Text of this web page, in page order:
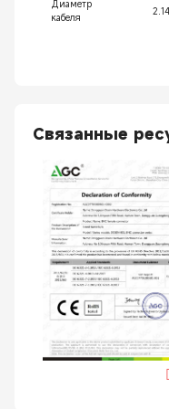
Диаметр
кабеля
Связанные